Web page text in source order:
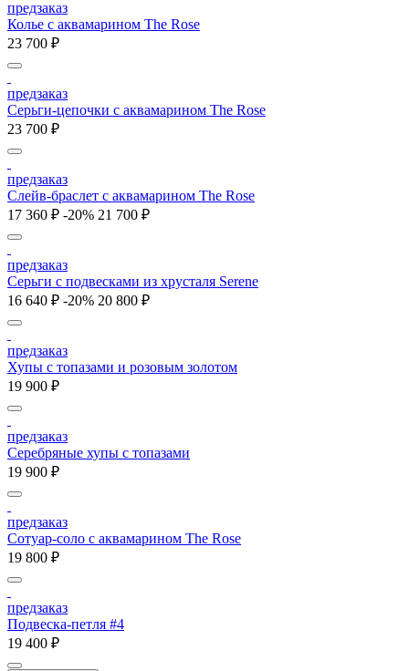
предзаказ
Колье с аквамарином The Rose
23 700 ₽
предзаказ
Серьги-цепочки с аквамарином The Rose
23 700 ₽
предзаказ
Слейв-браслет с аквамарином The Rose
17 360 ₽ -20% 21 700 ₽
предзаказ
Серьги с подвесками из хрусталя Serene
16 640 ₽ -20% 20 800 ₽
предзаказ
Хупы с топазами и розовым золотом
19 900 ₽
предзаказ
Серебряные хупы с топазами
19 900 ₽
предзаказ
Сотуар-соло с аквамарином The Rose
19 800 ₽
предзаказ
Подвеска-петля #4
19 400 ₽